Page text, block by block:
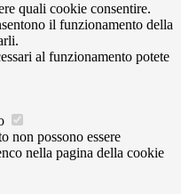
quali cookie consentire.
il funzionamento della
al funzionamento potete
non possono essere
nella pagina della cookie